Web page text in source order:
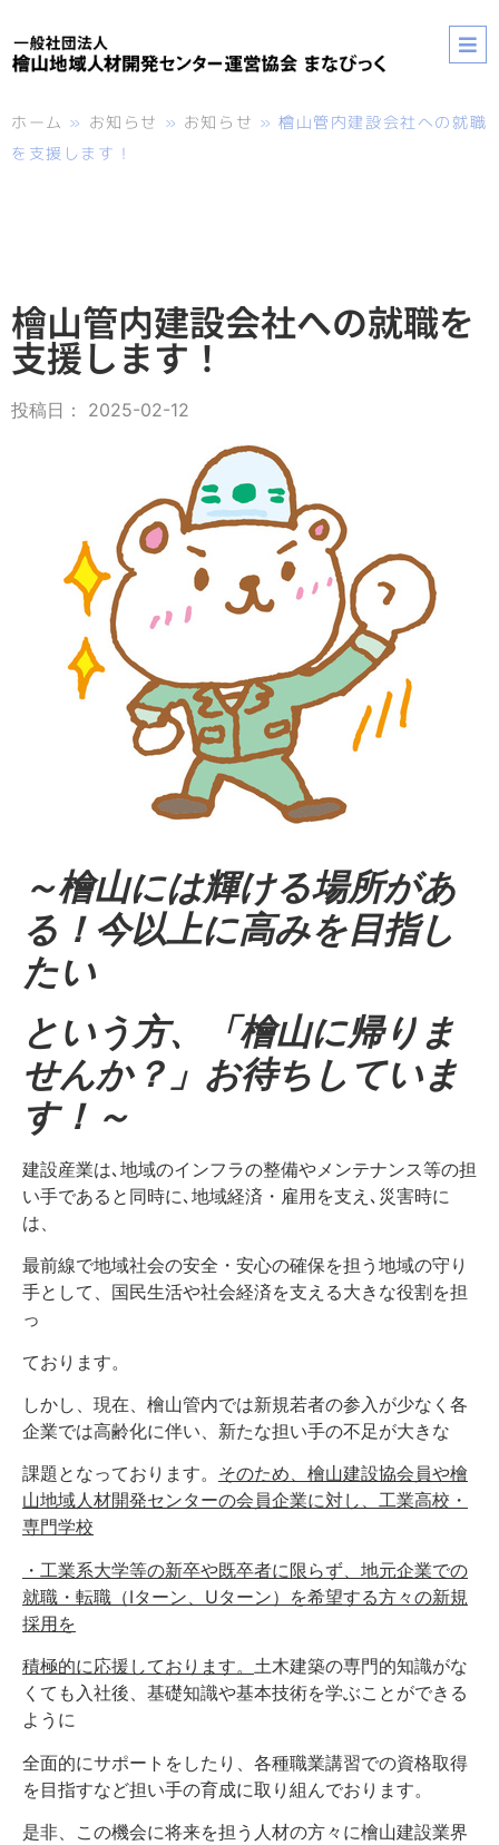
ホーム » お知らせ » お知らせ »檜山管内建設会社への就職
を支援します！
檜山管内建設会社への就職を
支援します！
投稿日： 2025-02-12
～檜山には輝ける場所があ
る！今以上に高みを目指し
たい
という方、「檜山に帰りま
せんか？」お待ちしていま
す！～
建設産業は､地域のインフラの整備やメンテナンス等の担
い手であると同時に､地域経済・雇用を支え､災害時に
は、
最前線で地域社会の安全・安心の確保を担う地域の守り
手として、国民生活や社会経済を支える大きな役割を担
っ
ております。
しかし、現在、檜山管内では新規若者の参入が少なく各
企業では高齢化に伴い、新たな担い手の不足が大きな
課題となっております。 そのため、檜山建設協会員や檜
山地域人材開発センターの会員企業に対し、工業高校・
専門学校
・工業系大学等の新卒や既卒者に限らず、地元企業での
就職・転職（Iターン、Uターン）を希望する方々の新規
採用を
積極的に応援しております。 土木建築の専門的知識がな
くても入社後、基礎知識や基本技術を学ぶことができる
ように
全面的にサポートをしたり、各種職業講習での資格取得
を目指すなど担い手の育成に取り組んでおります。
是非、この機会に将来を担う人材の方々に檜山建設業界